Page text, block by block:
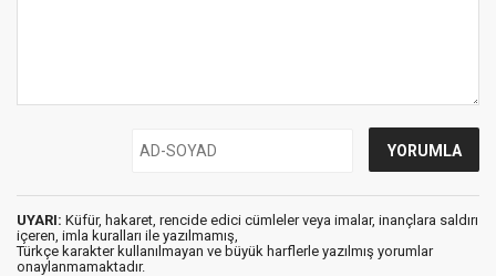
UYARI: Küfür, hakaret, rencide edici cümleler veya imalar, inançlara saldırı
içeren, imla kuralları ile yazılmamış,
Türkçe karakter kullanılmayan ve büyük harflerle yazılmış yorumlar
onaylanmamaktadır.